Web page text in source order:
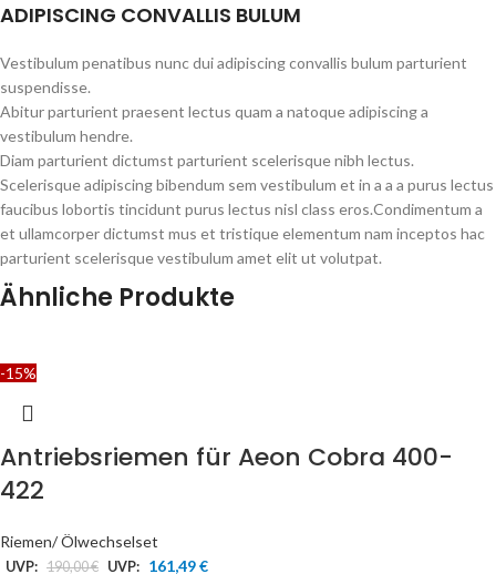
ADIPISCING CONVALLIS BULUM
Vestibulum penatibus nunc dui adipiscing convallis bulum parturient
suspendisse.
Abitur parturient praesent lectus quam a natoque adipiscing a
vestibulum hendre.
Diam parturient dictumst parturient scelerisque nibh lectus.
Scelerisque adipiscing bibendum sem vestibulum et in a a a purus lectus
faucibus lobortis tincidunt purus lectus nisl class eros.Condimentum a
et ullamcorper dictumst mus et tristique elementum nam inceptos hac
parturient scelerisque vestibulum amet elit ut volutpat.
Ähnliche Produkte
-15%
Antriebsriemen für Aeon Cobra 400-
422
Riemen/ Ölwechselset
UVP: 190,00€ UVP: 161,49€